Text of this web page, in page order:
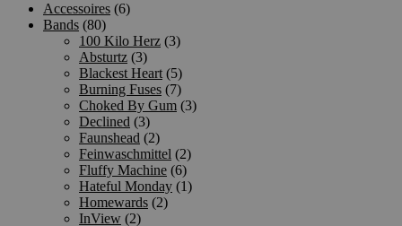
Accessoires (6)
Bands (80)
100 Kilo Herz (3)
Absturtz (3)
Blackest Heart (5)
Burning Fuses (7)
Choked By Gum (3)
Declined (3)
Faunshead (2)
Feinwaschmittel (2)
Fluffy Machine (6)
Hateful Monday (1)
Homewards (2)
InView (2)